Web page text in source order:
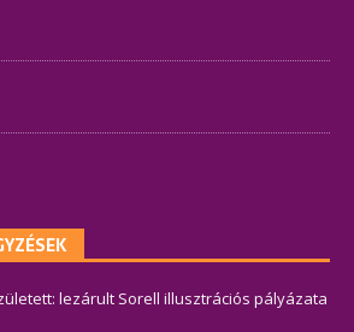
lezárult Sorell illusztrációs pályázata